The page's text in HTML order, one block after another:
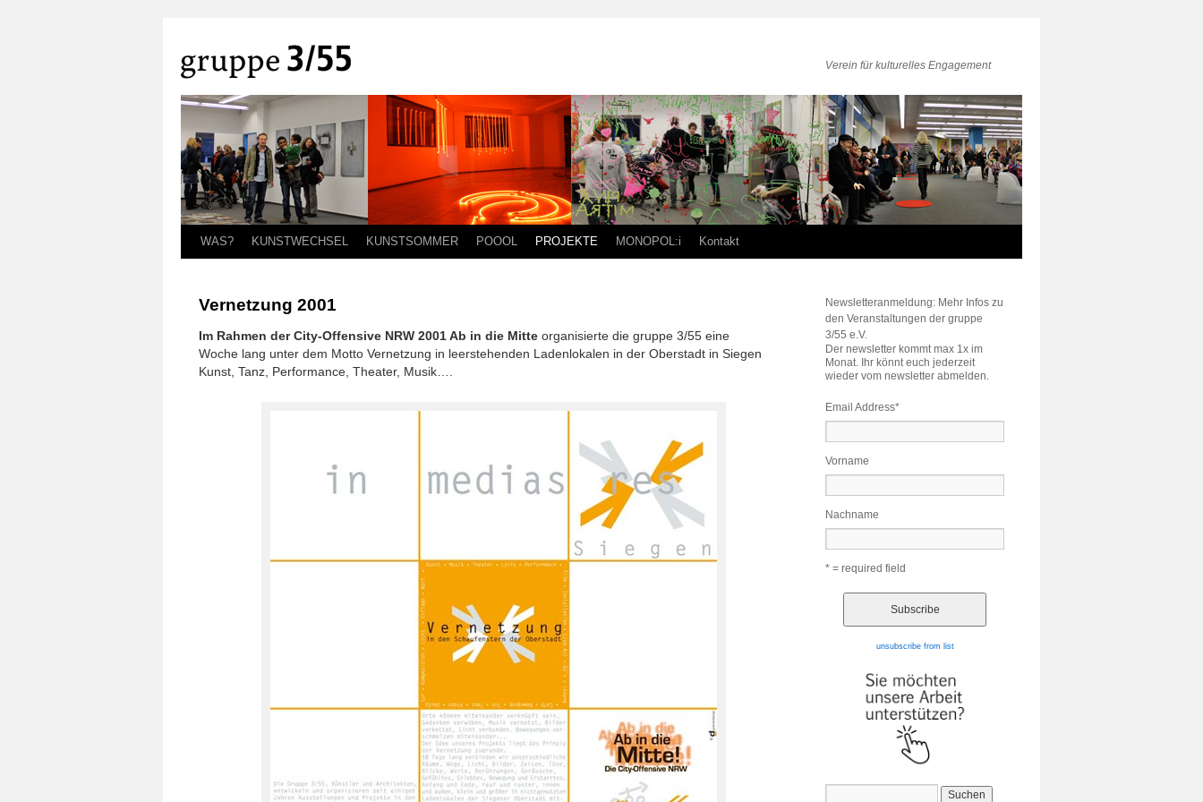
Verein für kulturelles Engagement
WAS? KUNSTWECHSEL KUNSTSOMMER POOOL PROJEKTE MONOPOL:i Kontakt
Vernetzung 2001
Im Rahmen der City-Offensive NRW 2001 Ab in die Mitte organisierte die gruppe 3/55 eine
Woche lang unter dem Motto Vernetzung in leerstehenden Ladenlokalen in der Oberstadt in Siegen
Kunst, Tanz, Performance, Theater, Musik….
Newsletteranmeldung: Mehr Infos zu
den Veranstaltungen der gruppe
3/55 e.V.
Der newsletter kommt max 1x im
Monat. Ihr könnt euch jederzeit
wieder vom newsletter abmelden.
Email Address*
Vorname
Nachname
* = required field
unsubscribe from list